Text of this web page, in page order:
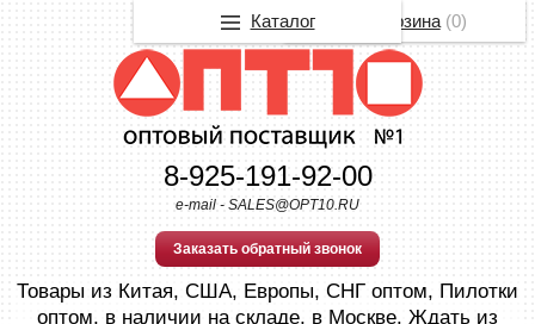
8-925-191-92-00
e-mail - SALES@OPT10.RU
Заказать обратный звонок
Товары из Китая, США, Европы, СНГ оптом, Пилотки
оптом, в наличии на складе, в Москве. Ждать из
Корзина(0)
Каталог